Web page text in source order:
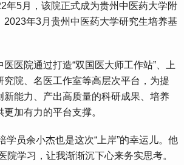
年5月，该院正式成为贵州中医药大学附
2023年3月贵州中医药大学研究生培养基
院通过打造“双国医大师工作站”、上
究院、名医工作室等高层次平台，为提
新能力、产出高质量的科研成果、培养
加有力的平台支撑。
员余小杰也是这次“上岸”的幸运儿。他
院学习，让我渐渐沉下心来务实思考。